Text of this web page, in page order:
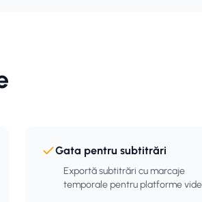
Gata pentru subtitrări
Exportă subtitrări cu marcaje
temporale pentru platforme